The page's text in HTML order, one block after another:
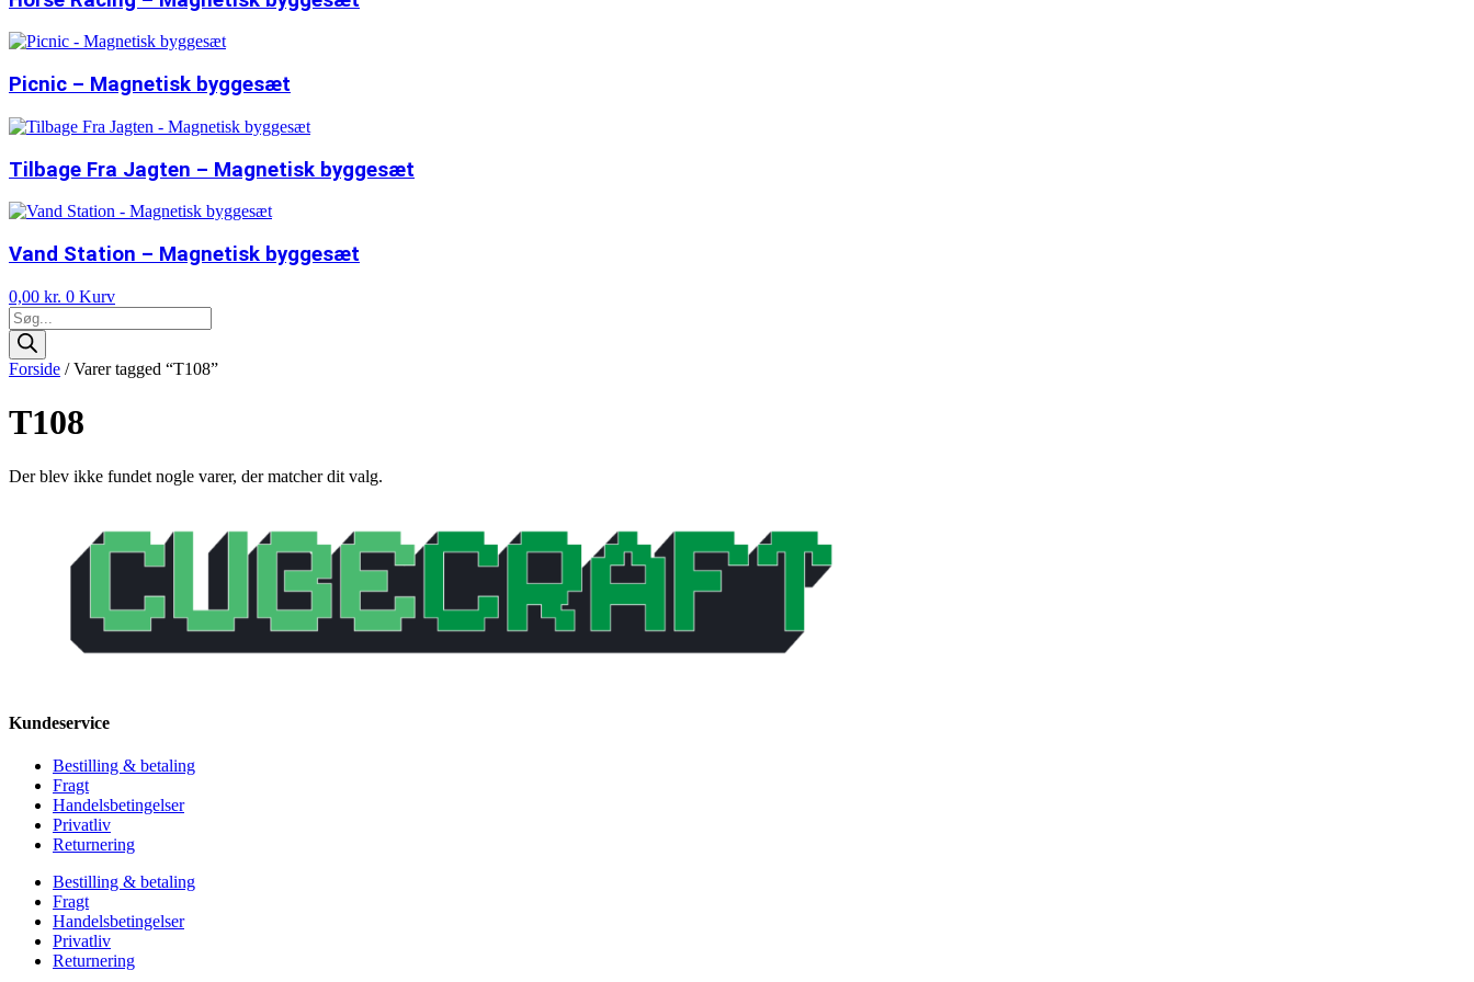
Picnic – Magnetisk byggesæt
Tilbage Fra Jagten – Magnetisk byggesæt
Vand Station – Magnetisk byggesæt
0,00 kr. 0 Kurv
Products
search
Forside / Varer tagged “T108”
T108
Der blev ikke fundet nogle varer, der matcher dit valg.
Kundeservice
Bestilling & betaling
Fragt
Handelsbetingelser
Privatliv
Returnering
Bestilling & betaling
Fragt
Handelsbetingelser
Privatliv
Returnering